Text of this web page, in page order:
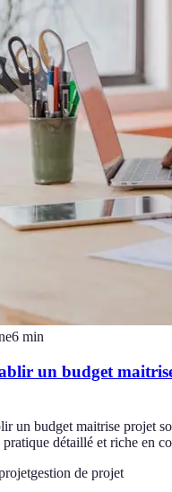
6 min
un budget
un budget maitrise projet
pratique détaillé et riche en
gestion de projet